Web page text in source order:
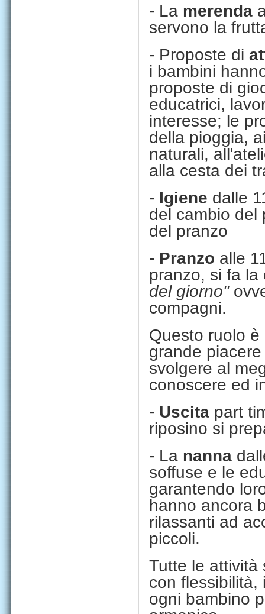
- La merenda
servono la
- Proposte di
i bambini
proposte di
educatrici,
interesse; le
della pioggia,
naturali,
alla cesta dei
- Igiene dalle
del cambio del
del pranzo
- Pranzo alle
pranzo, si fa
del giorno"
compagni.
Questo ruolo
grande
svolgere al
conoscere ed
- Uscita part
riposino si
- La nanna
soffuse e le
garantendo
hanno ancora
rilassanti ad
piccoli.
Tutte le attività
con flessibilità,
ogni bambino